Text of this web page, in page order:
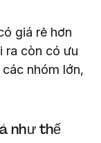
giá rẻ hơn
ra còn có ưu
nhóm lớn,
như thế